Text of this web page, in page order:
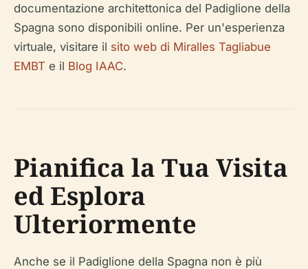
documentazione architettonica del Padiglione della
Spagna sono disponibili online. Per un'esperienza
virtuale, visitare il sito web di Miralles Tagliabue
EMBT e il Blog IAAC.
Pianifica la Tua Visita
ed Esplora
Ulteriormente
Anche se il Padiglione della Spagna non è più